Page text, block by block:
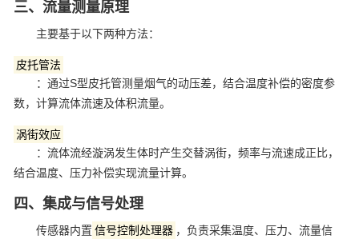
三、流量测量原理
主要基于以下两种方法：
‌皮托管法‌
：通过S型皮托管测量烟气的动压差，结合温度补偿的密度参
数，计算流体流速及体积流量‌。
‌涡街效应‌
：流体流经漩涡发生体时产生交替涡街，频率与流速成正比，
结合温度、压力补偿实现流量计算‌。
四、集成与信号处理
传感器内置 ‌信号控制处理器‌ ，负责采集温度、压力、流量信